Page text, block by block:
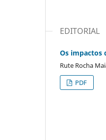
EDITORIAL
Os impactos
Rute Rocha
PDF